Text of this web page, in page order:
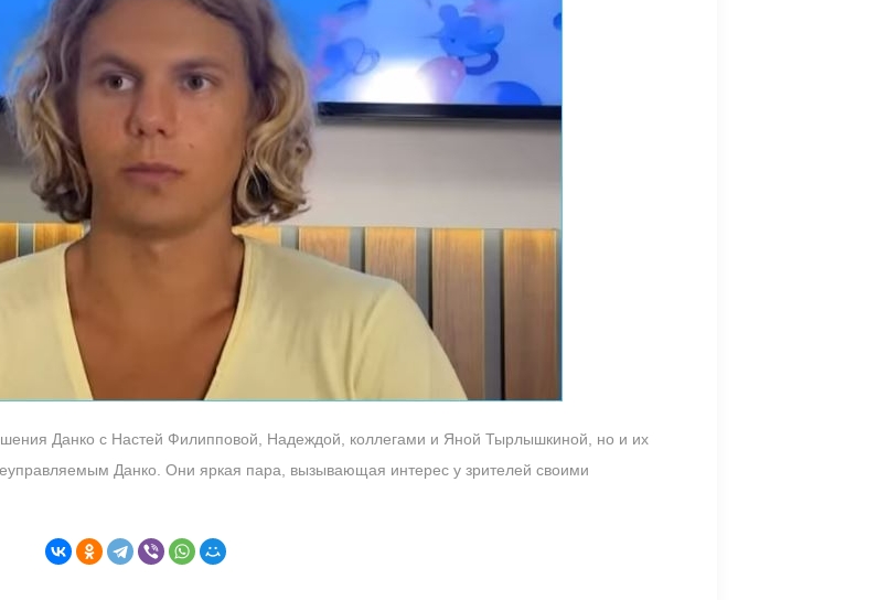
Данко с Настей Филипповой, Надеждой, коллегами и Яной Тырлышкиной, но и их
Данко. Они яркая пара, вызывающая интерес у зрителей своими